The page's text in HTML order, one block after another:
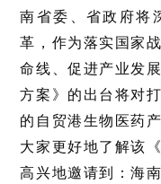
南省委、省政府将
革，作为落实国家
命线、促进产业发
方案》的出台将对
的自贸港生物医药
大家更好地了解该
高兴地邀请到：海